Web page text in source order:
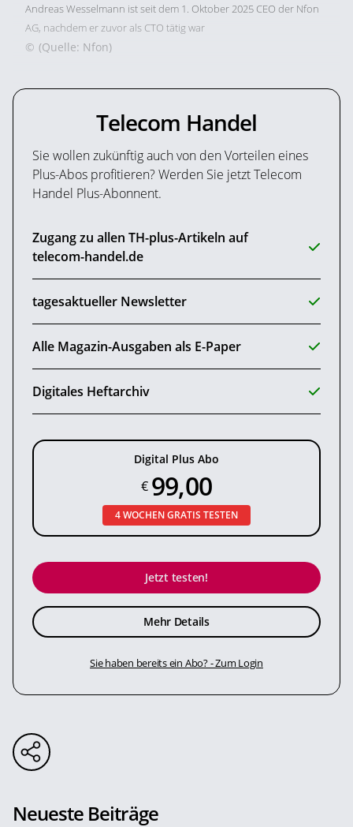
Andreas Wesselmann ist seit dem 1. Oktober 2025 CEO der Nfon
AG, nachdem er zuvor als CTO tätig war
© (Quelle: Nfon)
Telecom Handel
Sie wollen zukünftig auch von den Vorteilen eines
Plus-Abos profitieren? Werden Sie jetzt Telecom
Handel Plus-Abonnent.
Zugang zu allen TH-plus-Artikeln auf
telecom-handel.de
tagesaktueller Newsletter
Alle Magazin-Ausgaben als E-Paper
Digitales Heftarchiv
Digital Plus Abo
€ 99,00
4 WOCHEN GRATIS TESTEN
Jetzt testen!
Mehr Details
Sie haben bereits ein Abo? - Zum Login
Neueste Beiträge